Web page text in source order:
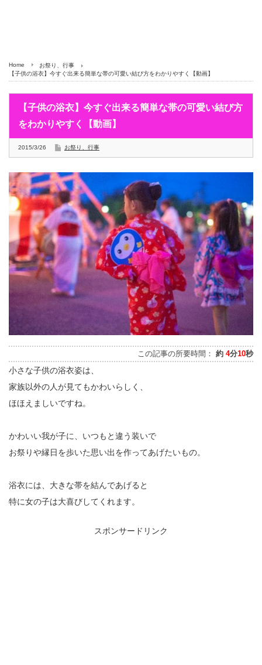
Home
お祭り、行事
【子供の浴衣】今すぐ出来る簡単な帯の可愛い結び方をわかりやすく【動画】
【子供の浴衣】今すぐ出来る簡単な帯の可愛い結び方
をわかりやすく【動画】
2015/3/26 お祭り、行事
この記事の所要時間： 約 4分10秒
小さな子供の浴衣姿は、
家族以外の人が見てもかわいらしく、
ほほえましいですね。
かわいい我が子に、いつもと違う装いで
お祭りや縁日を歩いた思い出を作ってあげたいもの。
浴衣には、大きな帯を結んであげると
特に女の子は大喜びしてくれます。
スポンサードリンク